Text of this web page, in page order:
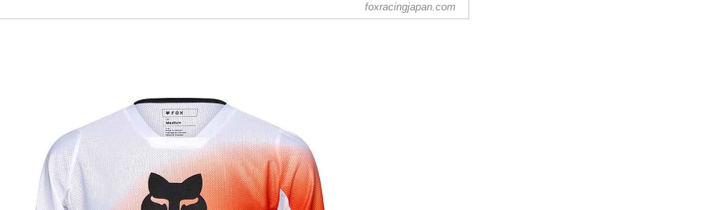
foxracingjapan.com